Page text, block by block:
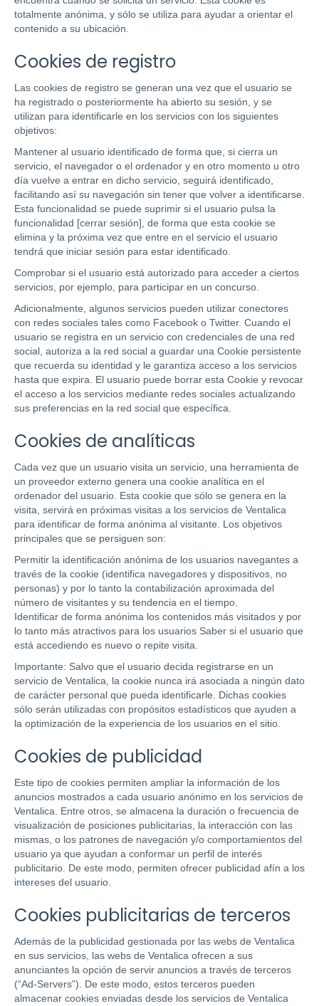
totalmente anónima, y sólo se utiliza para ayudar a orientar el
contenido a su ubicación.
Cookies de registro
Las cookies de registro se generan una vez que el usuario se
ha registrado o posteriormente ha abierto su sesión, y se
utilizan para identificarle en los servicios con los siguientes
objetivos:
Mantener al usuario identificado de forma que, si cierra un
servicio, el navegador o el ordenador y en otro momento u otro
día vuelve a entrar en dicho servicio, seguirá identificado,
facilitando así su navegación sin tener que volver a identificarse.
Esta funcionalidad se puede suprimir si el usuario pulsa la
funcionalidad [cerrar sesión], de forma que esta cookie se
elimina y la próxima vez que entre en el servicio el usuario
tendrá que iniciar sesión para estar identificado.
Comprobar si el usuario está autorizado para acceder a ciertos
servicios, por ejemplo, para participar en un concurso.
Adicionalmente, algunos servicios pueden utilizar conectores
con redes sociales tales como Facebook o Twitter. Cuando el
usuario se registra en un servicio con credenciales de una red
social, autoriza a la red social a guardar una Cookie persistente
que recuerda su identidad y le garantiza acceso a los servicios
hasta que expira. El usuario puede borrar esta Cookie y revocar
el acceso a los servicios mediante redes sociales actualizando
sus preferencias en la red social que específica.
Cookies de analíticas
Cada vez que un usuario visita un servicio, una herramienta de
un proveedor externo genera una cookie analítica en el
ordenador del usuario. Esta cookie que sólo se genera en la
visita, servirá en próximas visitas a los servicios de Ventalica
para identificar de forma anónima al visitante. Los objetivos
principales que se persiguen son:
Permitir la identificación anónima de los usuarios navegantes a
través de la cookie (identifica navegadores y dispositivos, no
personas) y por lo tanto la contabilización aproximada del
número de visitantes y su tendencia en el tiempo.
Identificar de forma anónima los contenidos más visitados y por
lo tanto más atractivos para los usuarios Saber si el usuario que
está accediendo es nuevo o repite visita.
Importante: Salvo que el usuario decida registrarse en un
servicio de Ventalica, la cookie nunca irá asociada a ningún dato
de carácter personal que pueda identificarle. Dichas cookies
sólo serán utilizadas con propósitos estadísticos que ayuden a
la optimización de la experiencia de los usuarios en el sitio.
Cookies de publicidad
Este tipo de cookies permiten ampliar la información de los
anuncios mostrados a cada usuario anónimo en los servicios de
Ventalica. Entre otros, se almacena la duración o frecuencia de
visualización de posiciones publicitarias, la interacción con las
mismas, o los patrones de navegación y/o comportamientos del
usuario ya que ayudan a conformar un perfil de interés
publicitario. De este modo, permiten ofrecer publicidad afín a los
intereses del usuario.
Cookies publicitarias de terceros
Además de la publicidad gestionada por las webs de Ventalica
en sus servicios, las webs de Ventalica ofrecen a sus
anunciantes la opción de servir anuncios a través de terceros
(“Ad-Servers”). De este modo, estos terceros pueden
almacenar cookies enviadas desde los servicios de Ventalica